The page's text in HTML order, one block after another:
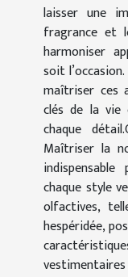
laisser une
fragrance et
harmoniser
soit
maîtriser ces
clés de la vie
chaque
Maîtriser la
chaque style
olfactives,
hespéridée,
vestimentaires